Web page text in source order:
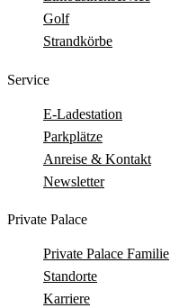
Golf
Strandkörbe
Service
E-Ladestation
Parkplätze
Anreise & Kontakt
Newsletter
Private Palace
Private Palace Familie
Standorte
Karriere